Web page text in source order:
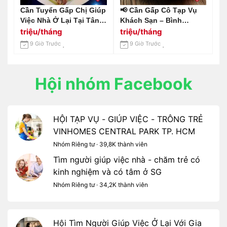
Cần Tuyển Gấp Chị Giúp
Việc Nhà Ở Lại Tại Tân
Bình Lương 10-12 Triệu /
Tháng
triệu/tháng
9 Giờ Trước
📢 Cần Gấp Cô Tạp Vụ
Khách Sạn – Bình
Chánh, Long An 📢 Gọi
Em 0966529171
triệu/tháng
9 Giờ Trước
Hội nhóm Facebook
HỘI TẠP VỤ - GIÚP VIỆC - TRÔNG TRẺ
VINHOMES CENTRAL PARK TP. HCM
Nhóm Riêng tư · 39,8K thành viên
Tìm người giúp việc nhà - chăm trẻ có
kinh nghiệm và có tâm ở SG
Nhóm Riêng tư · 34,2K thành viên
Hội Tìm Người Giúp Việc Ở Lại Với Gia